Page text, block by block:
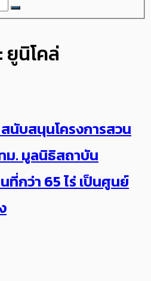
ยูนิโคล่
นับสนุนโครงการสวน
ม. ​มูลนิธิสถาบัน
กว่า 65 ไร่ ​เป็นศูนย์